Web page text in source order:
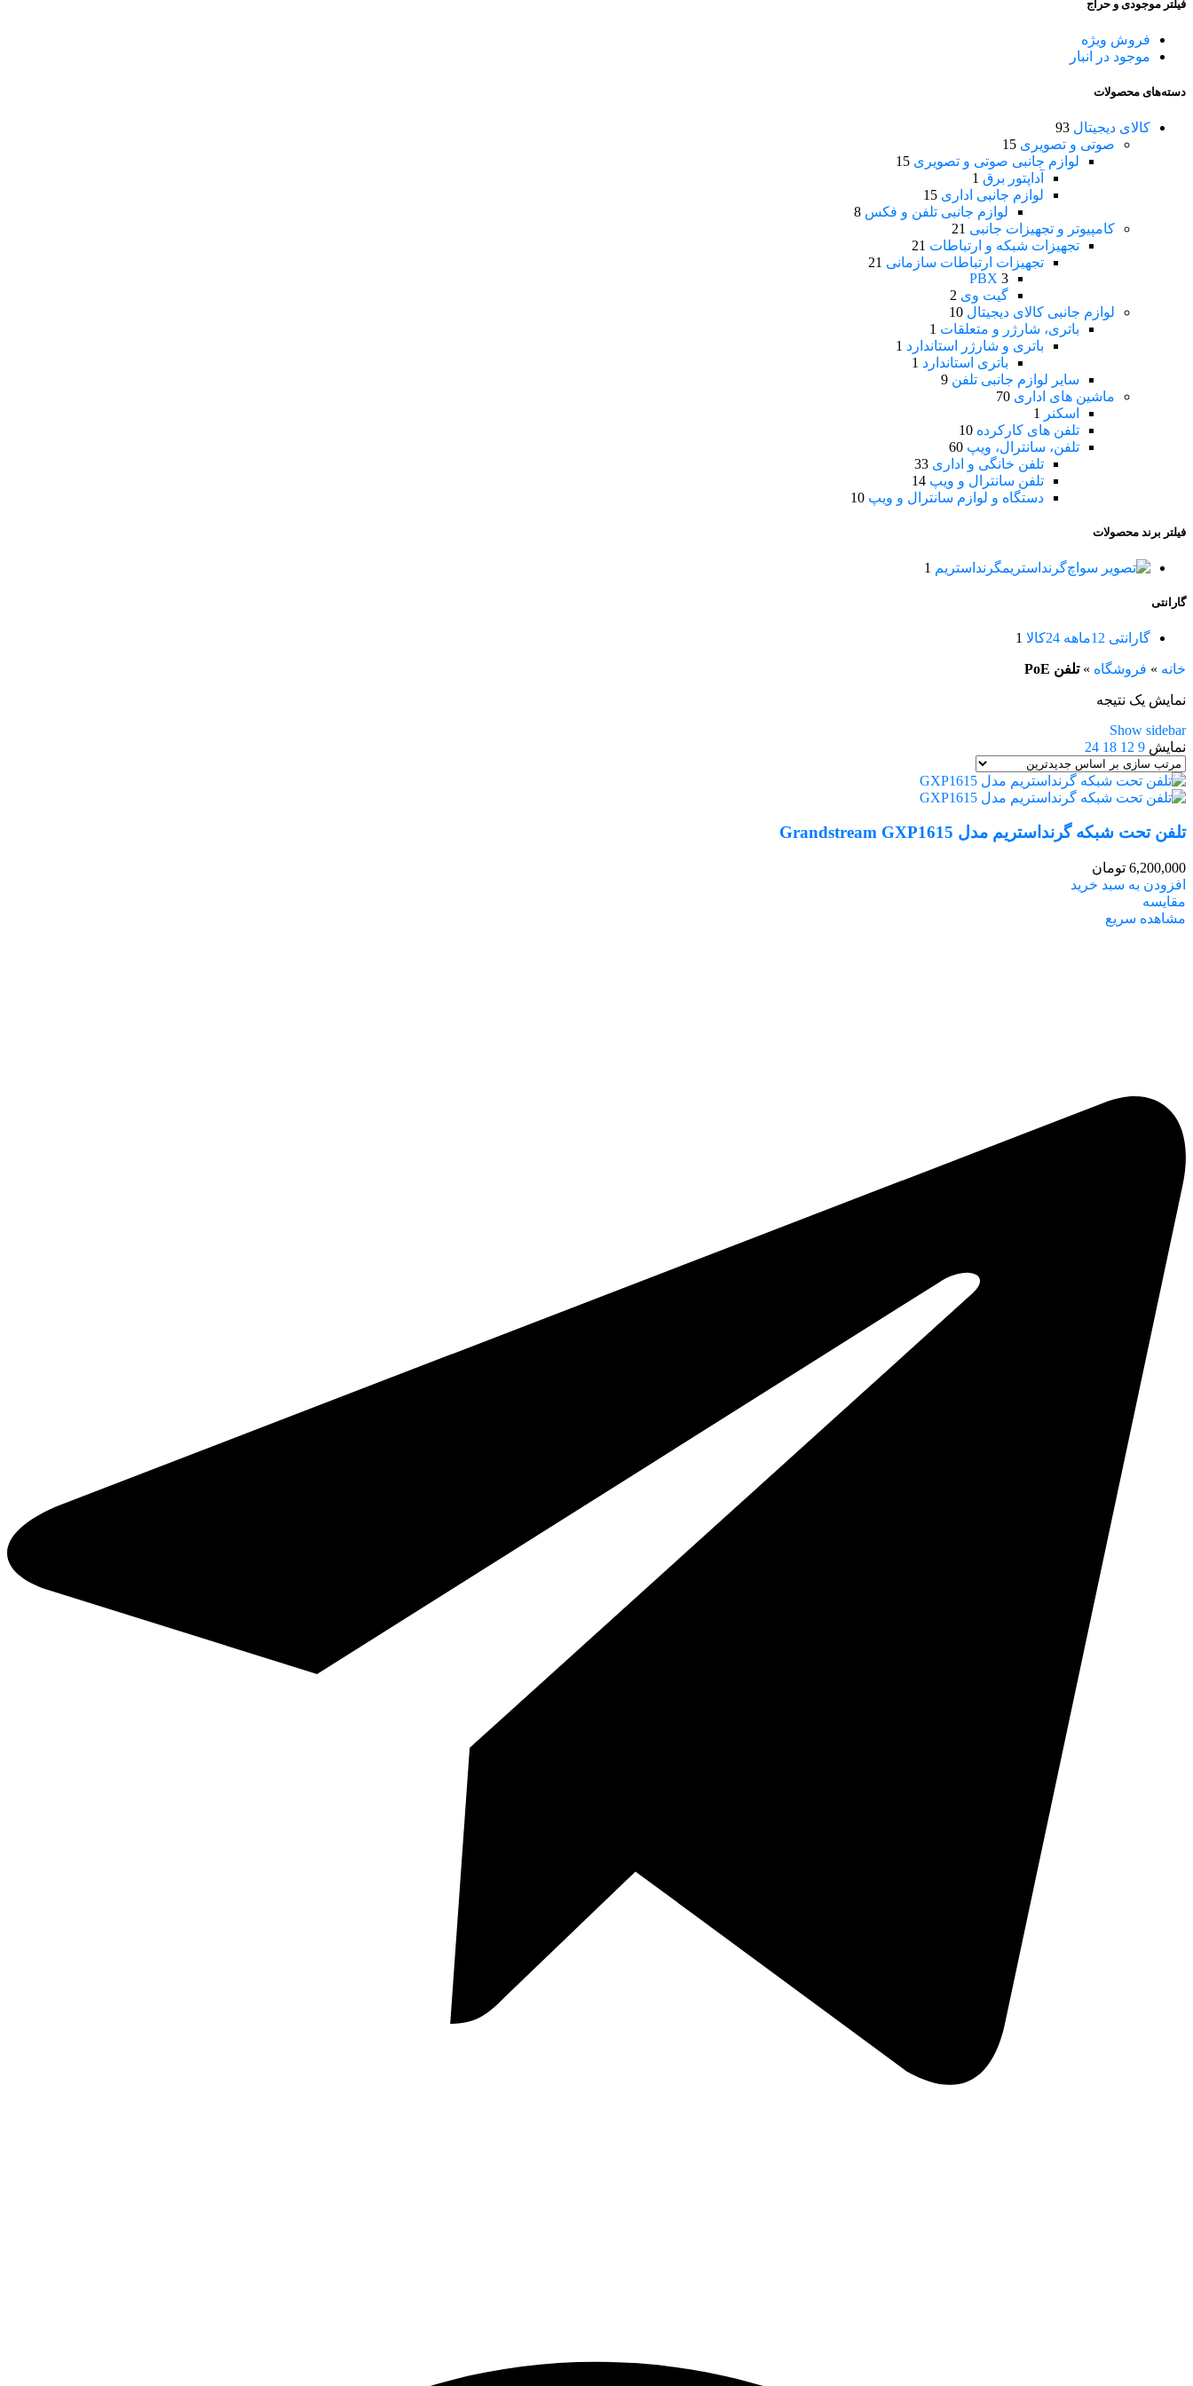
فیلتر موجودی و حراج
فروش ویژه
موجود در انبار
دسته‌های محصولات
کالای دیجیتال 93
صوتی و تصویری 15
لوازم جانبی صوتی و تصویری 15
آداپتور برق 1
لوازم جانبی اداری 15
لوازم جانبی تلفن و فکس 8
کامپیوتر و تجهیزات جانبی 21
تجهیزات شبکه و ارتباطات 21
تجهیزات ارتباطات سازمانی 21
PBX 3
گیت وی 2
لوازم جانبی کالای دیجیتال 10
باتری، شارژر و متعلقات 1
باتری و شارژر استاندارد 1
باتری استاندارد 1
سایر لوازم جانبی تلفن 9
ماشین های اداری 70
اسکنر
1
تلفن های کارکرده 10
تلفن، سانترال، ویپ 60
تلفن خانگی و اداری 33
تلفن سانترال و ویپ 14
دستگاه و لوازم سانترال و ویپ 10
فیلتر برند محصولات
گرنداستریمگرنداستریم 1
گارانتی
گارانتی 12ماهه 24کالا 1
خانه » فروشگاه »تلفن PoE
نمایش یک نتیجه
Show sidebar
نمایش 9
12
18
24
تلفن تحت شبکه گرنداستریم مدل Grandstream GXP1615
6,200,000 تومان
افزودن به سبد خرید
مقایسه
مشاهده سریع